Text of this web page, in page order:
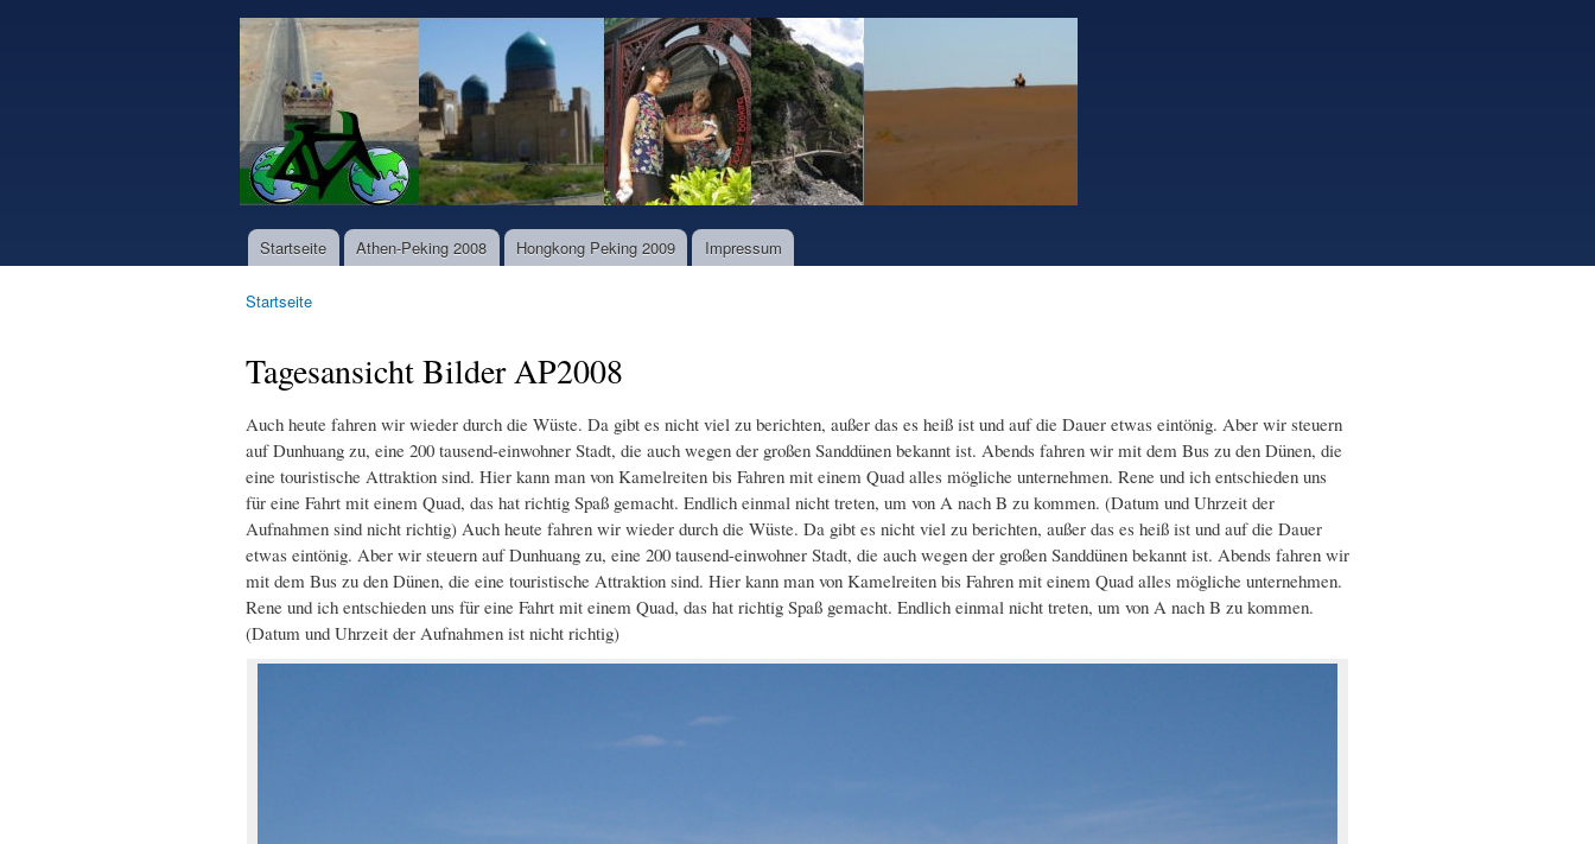
Direkt
zum
Inhalt
www.world-
bike-
tours.com
Hauptmenü
Startseite Athen-Peking 2008 Hongkong Peking 2009 Impressum
Startseite
Tagesansicht Bilder AP2008
Auch heute fahren wir wieder durch die Wüste. Da gibt es nicht viel zu berichten, außer das es heiß ist und auf die Dauer etwas eintönig. Aber wir steuern
auf Dunhuang zu, eine 200 tausend-einwohner Stadt, die auch wegen der großen Sanddünen bekannt ist. Abends fahren wir mit dem Bus zu den Dünen, die
eine touristische Attraktion sind. Hier kann man von Kamelreiten bis Fahren mit einem Quad alles mögliche unternehmen. Rene und ich entschieden uns
für eine Fahrt mit einem Quad, das hat richtig Spaß gemacht. Endlich einmal nicht treten, um von A nach B zu kommen. (Datum und Uhrzeit der
Aufnahmen sind nicht richtig) Auch heute fahren wir wieder durch die Wüste. Da gibt es nicht viel zu berichten, außer das es heiß ist und auf die Dauer
etwas eintönig. Aber wir steuern auf Dunhuang zu, eine 200 tausend-einwohner Stadt, die auch wegen der großen Sanddünen bekannt ist. Abends fahren wir
mit dem Bus zu den Dünen, die eine touristische Attraktion sind. Hier kann man von Kamelreiten bis Fahren mit einem Quad alles mögliche unternehmen.
Rene und ich entschieden uns für eine Fahrt mit einem Quad, das hat richtig Spaß gemacht. Endlich einmal nicht treten, um von A nach B zu kommen.
(Datum und Uhrzeit der Aufnahmen ist nicht richtig)